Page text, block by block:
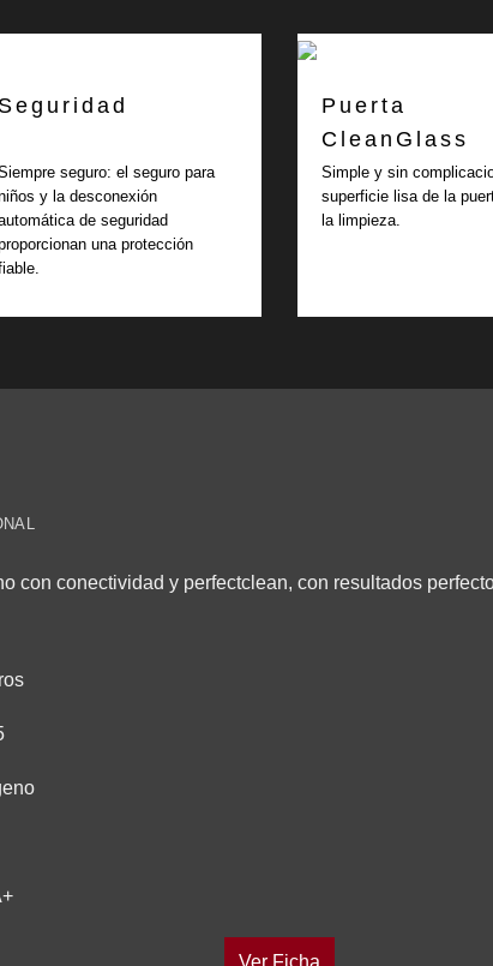
Seguridad
seguro: el seguro para
y la desconexión
de seguridad
una protección
Puerta
CleanGlass
Simple y sin
superficie lisa de la
la limpieza.
con conectividad y perfectclean, con resultados